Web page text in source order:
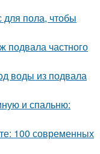
для пола, чтобы
подвала частного
воды из подвала
и спальню:
100 современных